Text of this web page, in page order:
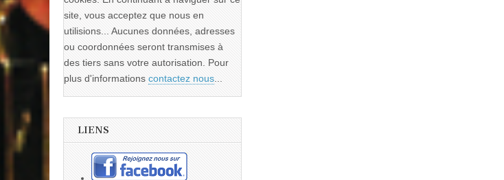
site, vous acceptez que nous en
utilisions... Aucunes données, adresses
ou coordonnées seront transmises à
des tiers sans votre autorisation. Pour
plus d'informations contactez nous...
LIENS